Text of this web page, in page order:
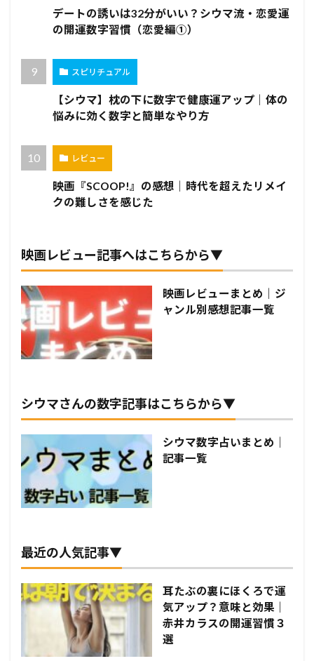
デートの誘いは32分がいい？シウマ流・恋愛運
の開運数字習慣（恋愛編①）
スピリチュアル
【シウマ】枕の下に数字で健康運アップ｜体の
悩みに効く数字と簡単なやり方
レビュー
映画『SCOOP!』の感想｜時代を超えたリメイ
クの難しさを感じた
映画レビュー記事へはこちらから▼
映画レビューまとめ｜ジ
ャンル別感想記事一覧
シウマさんの数字記事はこちらから▼
シウマ数字占いまとめ｜
記事一覧
最近の人気記事▼
耳たぶの裏にほくろで運
気アップ？意味と効果｜
赤井カラスの開運習慣３
選